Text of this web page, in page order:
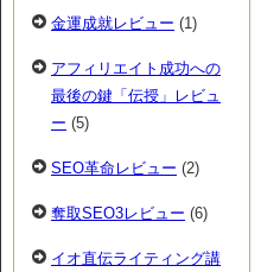
金運成就レビュー (1)
アフィリエイト成功への
最後の鍵「伝授」レビュ
ー (5)
SEO革命レビュー (2)
奪取SEO3レビュー (6)
イオ直伝ライティング講